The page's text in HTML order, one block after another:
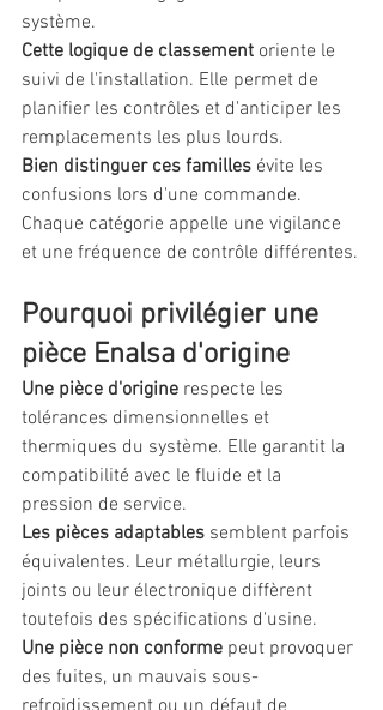
système.
Cette logique de classement oriente le
suivi de l'installation. Elle permet de
planifier les contrôles et d'anticiper les
remplacements les plus lourds.
Bien distinguer ces familles évite les
confusions lors d'une commande.
Chaque catégorie appelle une vigilance
et une fréquence de contrôle différentes.
Pourquoi privilégier une
pièce Enalsa d'origine
Une pièce d'origine respecte les
tolérances dimensionnelles et
thermiques du système. Elle garantit la
compatibilité avec le fluide et la
pression de service.
Les pièces adaptables semblent parfois
équivalentes. Leur métallurgie, leurs
joints ou leur électronique diffèrent
toutefois des spécifications d'usine.
Une pièce non conforme peut provoquer
des fuites, un mauvais sous-